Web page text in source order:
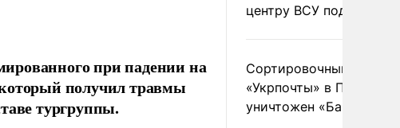
при падении на
получил травмы
тургруппы.
центру ВСУ под Киевом
Сортировочный пункт
«Укрпочты» в
уничтожен